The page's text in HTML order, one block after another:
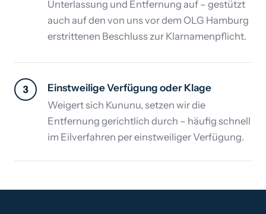
Unterlassung und Entfernung auf – gestützt
auch auf den von uns vor dem OLG Hamburg
erstrittenen Beschluss zur Klarnamenpflicht.
3
Einstweilige Verfügung oder Klage
Weigert sich Kununu, setzen wir die
Entfernung gerichtlich durch – häufig schnell
im Eilverfahren per einstweiliger Verfügung.